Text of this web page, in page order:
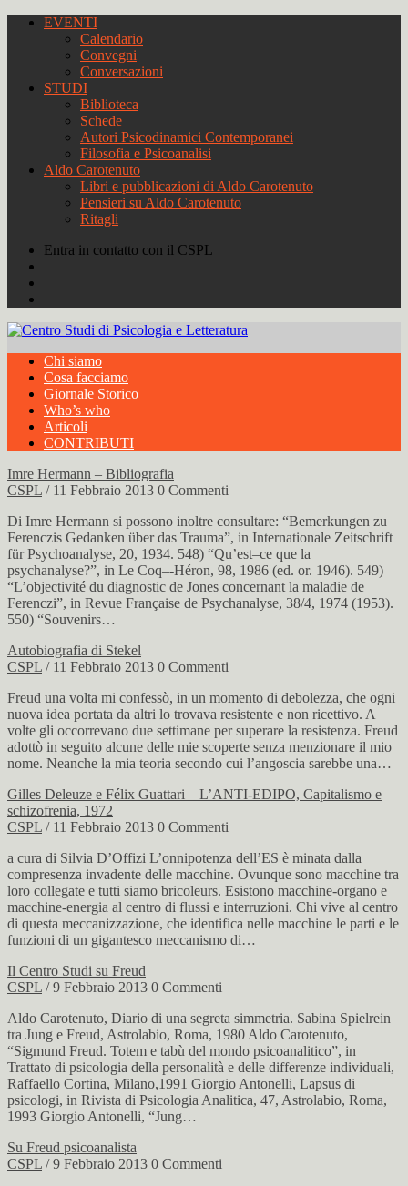
EVENTI
Calendario
Convegni
Conversazioni
STUDI
Biblioteca
Schede
Autori Psicodinamici Contemporanei
Filosofia e Psicoanalisi
Aldo Carotenuto
Libri e pubblicazioni di Aldo Carotenuto
Pensieri su Aldo Carotenuto
Ritagli
Entra in contatto con il CSPL
Chi siamo
Cosa facciamo
Giornale Storico
Who’s who
Articoli
CONTRIBUTI
Imre Hermann – Bibliografia
CSPL / 11 Febbraio 2013 0 Commenti
Di Imre Hermann si possono inoltre consultare: “Bemerkungen zu
Ferenczis Gedanken über das Trauma”, in Internationale Zeitschrift
für Psychoanalyse, 20, 1934. 548) “Qu’est–ce que la
psychanalyse?”, in Le Coq–-Héron, 98, 1986 (ed. or. 1946). 549)
“L’objectivité du diagnostic de Jones concernant la maladie de
Ferenczi”, in Revue Française de Psychanalyse, 38/4, 1974 (1953).
550) “Souvenirs…
Autobiografia di Stekel
CSPL / 11 Febbraio 2013 0 Commenti
Freud una volta mi confessò, in un momento di debolezza, che ogni
nuova idea portata da altri lo trovava resistente e non ricettivo. A
volte gli occorrevano due settimane per superare la resistenza. Freud
adottò in seguito alcune delle mie scoperte senza menzionare il mio
nome. Neanche la mia teoria secondo cui l’angoscia sarebbe una…
Gilles Deleuze e Félix Guattari – L’ANTI-EDIPO, Capitalismo e
schizofrenia, 1972
CSPL / 11 Febbraio 2013 0 Commenti
a cura di Silvia D’Offizi L’onnipotenza dell’ES è minata dalla
compresenza invadente delle macchine. Ovunque sono macchine tra
loro collegate e tutti siamo bricoleurs. Esistono macchine-organo e
macchine-energia al centro di flussi e interruzioni. Chi vive al centro
di questa meccanizzazione, che identifica nelle macchine le parti e le
funzioni di un gigantesco meccanismo di…
Il Centro Studi su Freud
CSPL / 9 Febbraio 2013 0 Commenti
Aldo Carotenuto, Diario di una segreta simmetria. Sabina Spielrein
tra Jung e Freud, Astrolabio, Roma, 1980 Aldo Carotenuto,
“Sigmund Freud. Totem e tabù del mondo psicoanalitico”, in
Trattato di psicologia della personalità e delle differenze individuali,
Raffaello Cortina, Milano,1991 Giorgio Antonelli, Lapsus di
psicologi, in Rivista di Psicologia Analitica, 47, Astrolabio, Roma,
1993 Giorgio Antonelli, “Jung…
Su Freud psicoanalista
CSPL / 9 Febbraio 2013 0 Commenti